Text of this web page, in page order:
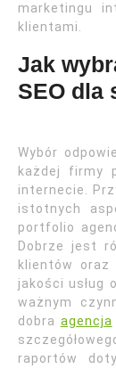
marketingu
klientami.
Jak
SEO dla
Wybór
każdej firmy
internecie.
istotnych
portfolio
Dobrze jest
klientów oraz
jakości usług
ważnym
dobra agencja
raportów